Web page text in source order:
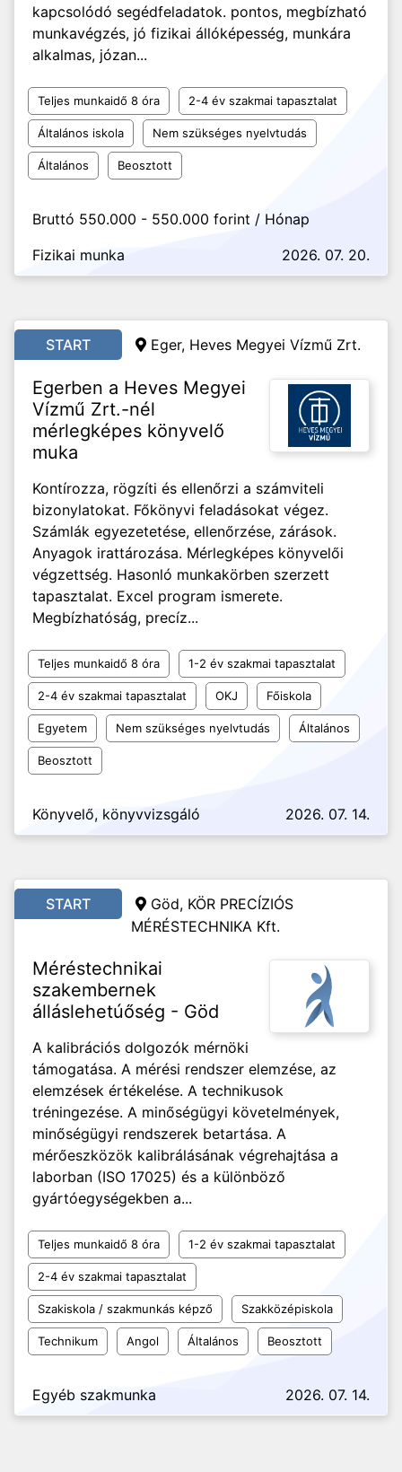
kapcsolódó segédfeladatok. pontos, megbízható
munkavégzés, jó fizikai állóképesség, munkára
alkalmas, józan...
Teljes munkaidő 8 óra 2-4 év szakmai tapasztalat
Általános iskola Nem szükséges nyelvtudás
Általános Beosztott
Bruttó 550.000 - 550.000 forint / Hónap
Fizikai munka
2026. 07. 20.
START Eger, Heves Megyei Vízmű Zrt.
Egerben a Heves Megyei
Vízmű Zrt.-nél
mérlegképes könyvelő
muka
Kontírozza, rögzíti és ellenőrzi a számviteli
bizonylatokat. Főkönyvi feladásokat végez.
Számlák egyezetetése, ellenőrzése, zárások.
Anyagok irattározása. Mérlegképes könyvelői
végzettség. Hasonló munkakörben szerzett
tapasztalat. Excel program ismerete.
Megbízhatóság, precíz...
Teljes munkaidő 8 óra 1-2 év szakmai tapasztalat
2-4 év szakmai tapasztalat OKJ Főiskola
Egyetem Nem szükséges nyelvtudás Általános
Beosztott
Könyvelő, könyvvizsgáló 2026. 07. 14.
START
Göd, KÖR PRECÍZIÓS
MÉRÉSTECHNIKA Kft.
Méréstechnikai
szakembernek
álláslehetúőség - Göd
A kalibrációs dolgozók mérnöki
támogatása. A mérési rendszer elemzése, az
elemzések értékelése. A technikusok
tréningezése. A minőségügyi követelmények,
minőségügyi rendszerek betartása. A
mérőeszközök kalibrálásának végrehajtása a
laborban (ISO 17025) és a különböző
gyártóegységekben a...
Teljes munkaidő 8 óra 1-2 év szakmai tapasztalat
2-4 év szakmai tapasztalat
Szakiskola / szakmunkás képző Szakközépiskola
Technikum Angol Általános Beosztott
Egyéb szakmunka 2026. 07. 14.